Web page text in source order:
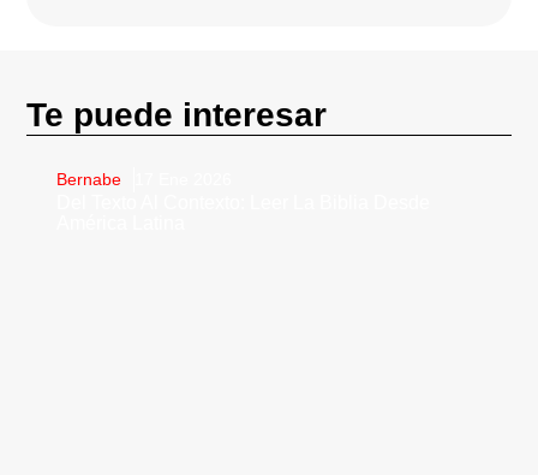
Te puede interesar
Bernabe